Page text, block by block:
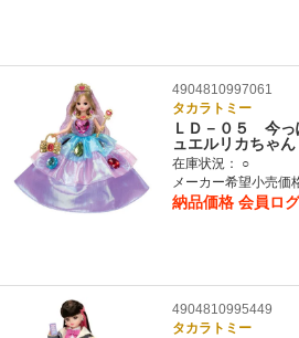
4904810997061
タカラトミー
ＬＤ－０５ 今
ュエルリカちゃん
在庫状況：
○
メーカー希望小売価
納品価格 会員ロ
4904810995449
タカラトミー